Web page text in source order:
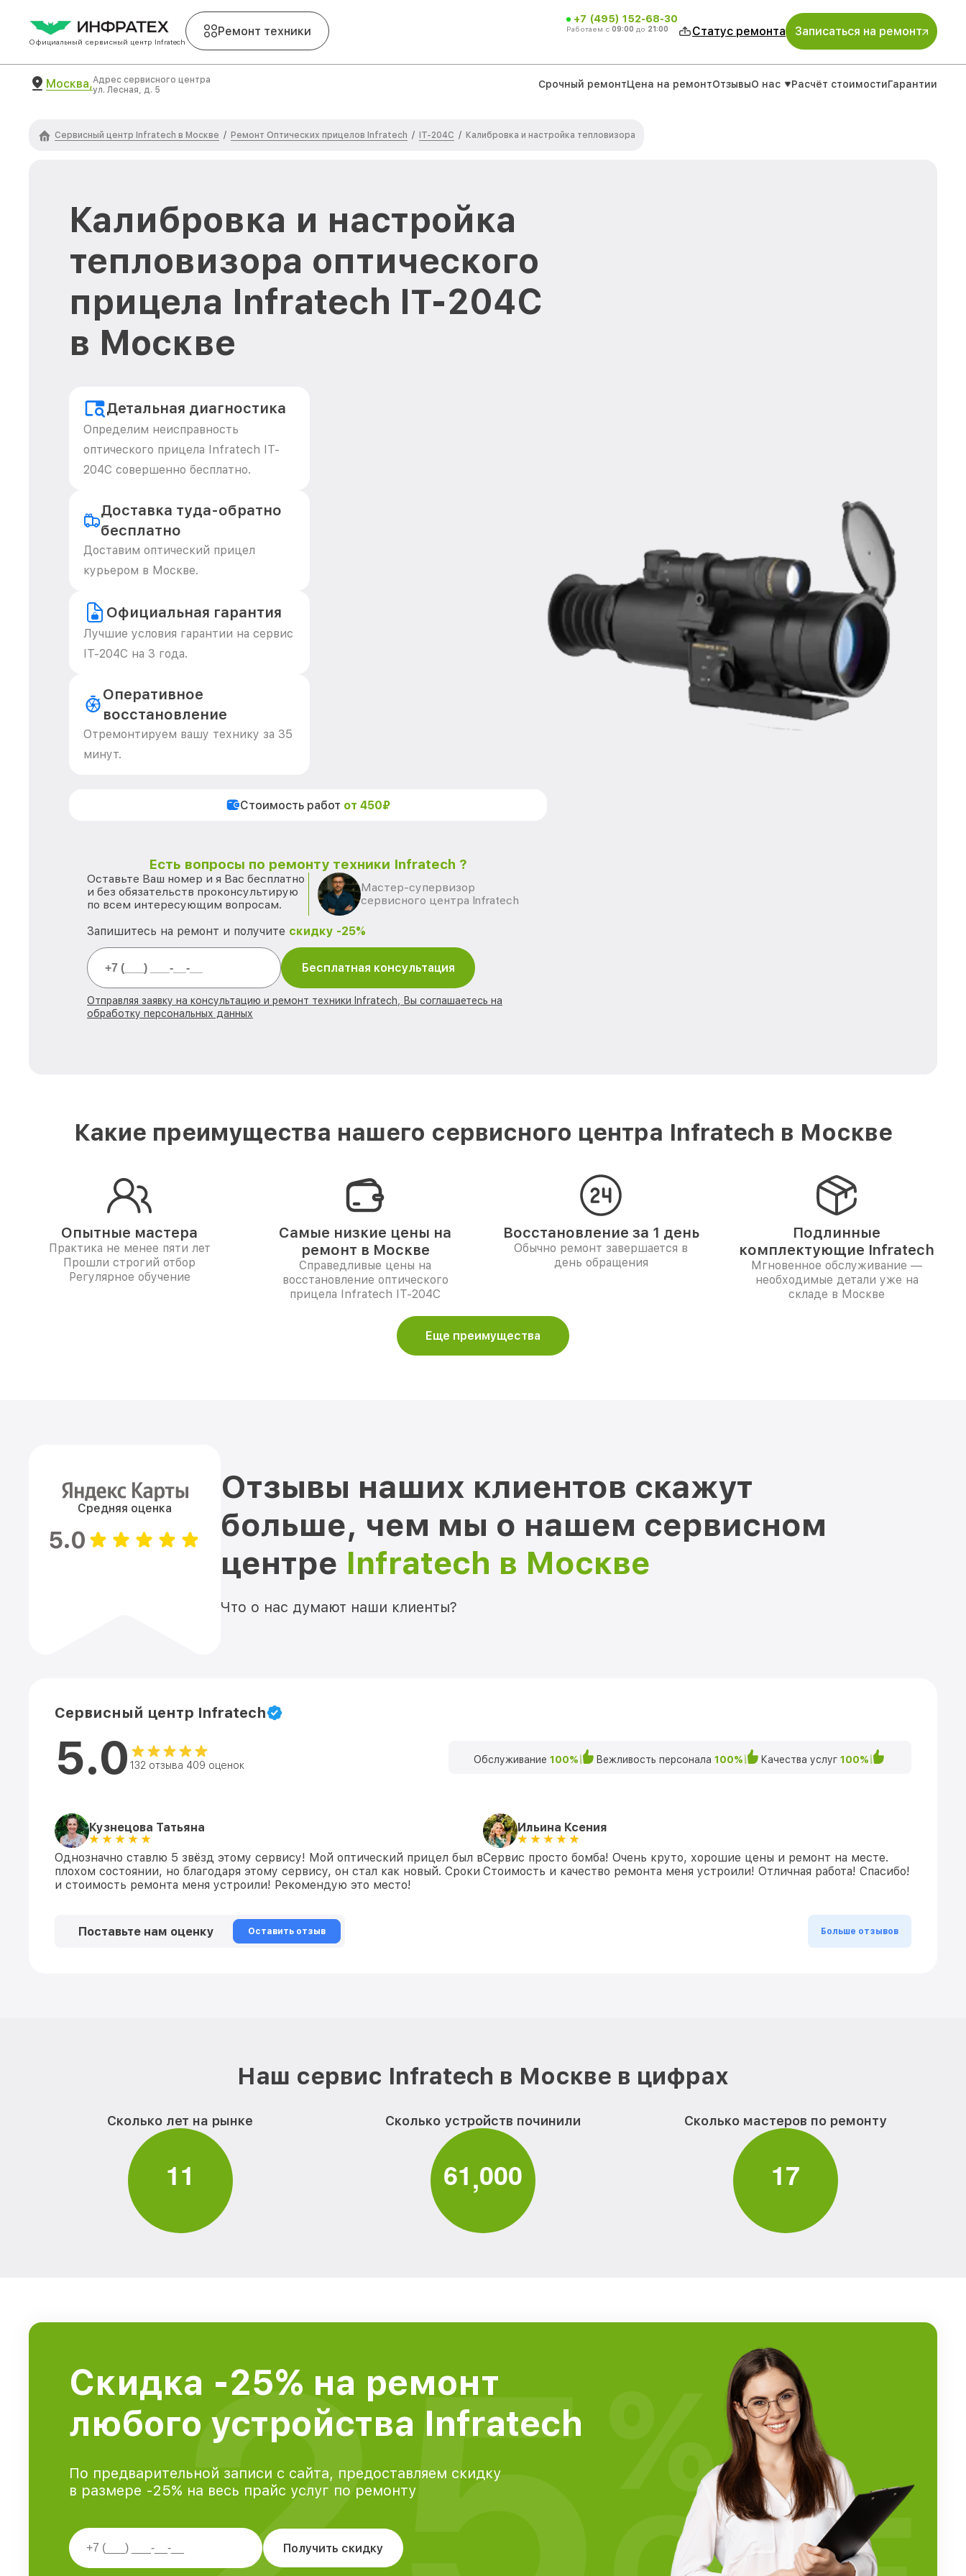
Официальный сервисный центр Infratech
Ремонт техники
+7 (495) 152-68-30
Работаем с 09:00 до 21:00 Статус ремонта Записаться на ремонт
Москва,Адрес сервисного центра
ул. Лесная, д. 5
Срочный ремонтЦена на ремонтОтзывыО нас Расчёт стоимостиГарантии
Сервисный центр Infratech в Москве / Ремонт Оптических прицелов Infratech / IT-204C / Калибровка и настройка тепловизора
Калибровка и настройка
тепловизора оптического
прицела Infratech IT-204C
в Москве
Детальная диагностика
Определим неисправность
оптического прицела Infratech IT-
204C совершенно бесплатно.
Доставка туда-обратно
бесплатно
Доставим оптический прицел
курьером в Москве.
Официальная гарантия
Лучшие условия гарантии на сервис
IT-204C на 3 года.
Оперативное
восстановление
Отремонтируем вашу технику за 35
минут.
Стоимость работ от 450₽
Есть вопросы по ремонту техники Infratech ?
Оставьте Ваш номер и я Вас бесплатно
и без обязательств проконсультирую
по всем интересующим вопросам.
Мастер-супервизор
сервисного центра Infratech
Запишитесь на ремонт и получите скидку -25%
Бесплатная консультация
Отправляя заявку на консультацию и ремонт техники Infratech, Вы соглашаетесь на
обработку персональных данных
Какие преимущества нашего сервисного центра Infratech в Москве
Опытные мастера
Практика не менее пяти лет
Прошли строгий отбор
Регулярное обучение
Самые низкие цены на
ремонт в Москве
Справедливые цены на
восстановление оптического
прицела Infratech IT-204C
Восстановление за 1 день
Обычно ремонт завершается в
день обращения
Подлинные
комплектующие Infratech
Мгновенное обслуживание —
необходимые детали уже на
складе в Москве
Еще преимущества
Средняя оценка
5.0
Отзывы наших клиентов скажут
больше, чем мы о нашем сервисном
центре Infratech в Москве
Что о нас думают наши клиенты?
Сервисный центр Infratech
5.0 132 отзыва 409 оценок Обслуживание 100% Вежливость персонала 100% Качества услуг 100%
Кузнецова Татьяна
Однозначно ставлю 5 звёзд этому сервису! Мой оптический прицел был в
плохом состоянии, но благодаря этому сервису, он стал как новый. Сроки
и стоимость ремонта меня устроили! Рекомендую это место!
Ильина Ксения
Сервис просто бомба! Очень круто, хорошие цены и ремонт на месте.
Стоимость и качество ремонта меня устроили! Отличная работа! Спасибо!
Поставьте нам оценку Оставить отзыв Больше отзывов
Наш сервис Infratech в Москве в цифрах
Сколько лет на рынке
11
Сколько устройств починили
61,000
Сколько мастеров по ремонту
17
Скидка -25% на ремонт
любого устройства Infratech
По предварительной записи с сайта, предоставляем скидку
в размере -25% на весь прайс услуг по ремонту
Получить скидку
%